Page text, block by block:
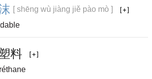
[ shēng wù jiàng jiě pào mò ]
料